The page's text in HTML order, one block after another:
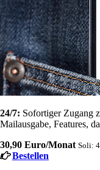
24/7: Sofortiger Zugang
Mailausgabe, Features,
30,90 Euro/Monat Soli:
Bestellen